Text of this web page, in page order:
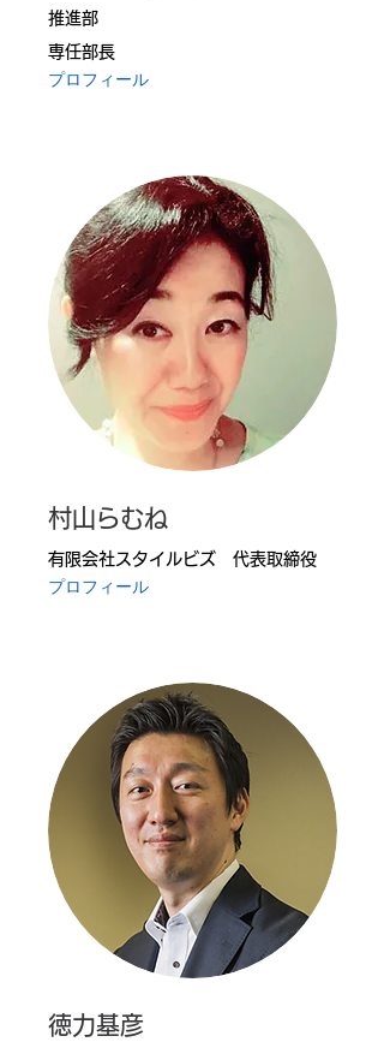
推進部
専任部長
プロフィール
村山らむね
有限会社スタイルビズ 代表取締役
プロフィール
徳力基彦